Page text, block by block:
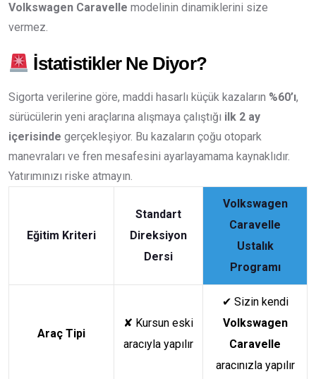
Volkswagen Caravelle modelinin dinamiklerini size
vermez.
İstatistikler Ne Diyor?
Sigorta verilerine göre, maddi hasarlı küçük kazaların %60’ı,
sürücülerin yeni araçlarına alışmaya çalıştığı ilk 2 ay
içerisinde gerçekleşiyor. Bu kazaların çoğu otopark
manevraları ve fren mesafesini ayarlayamama kaynaklıdır.
Yatırımınızı riske atmayın.
Eğitim Kriteri
Standart
Direksiyon
Dersi
Volkswagen
Caravelle
Ustalık
Programı
Araç Tipi
✘ Kursun eski
aracıyla yapılır
✔ Sizin kendi
Volkswagen
Caravelle
aracınızla yapılır